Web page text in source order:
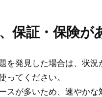
保証・保険が
を発見した場合は、状
ってください。
スが多いため、速やかな